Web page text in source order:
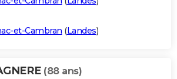
et-Cambran (Landes)
(88 ans)